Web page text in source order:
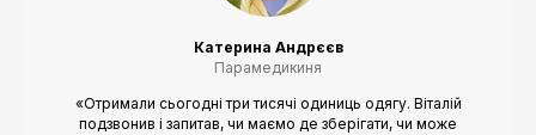
Катерина Андрєєв
Парамедикиня
«Отримали сьогодні три тисячі одиниць одягу. Віталій
подзвонив і запитав, чи маємо де зберігати, чи може